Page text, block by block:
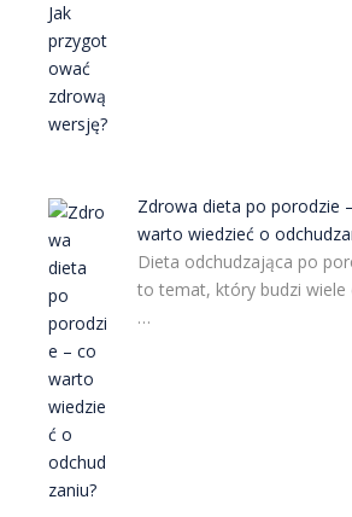
Zdrowa dieta po porodzie
warto wiedzieć o
Dieta odchudzająca po
to temat, który budzi wiele
…